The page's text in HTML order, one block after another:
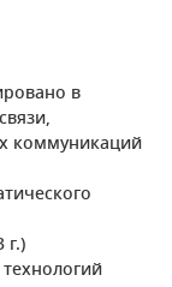
в
коммуникаций